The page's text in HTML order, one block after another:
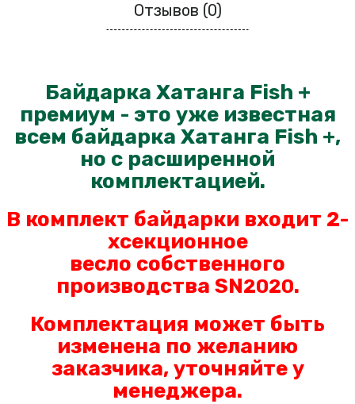
Отзывов (0)
Байдарка Хатанга Fish +
премиум - это уже известная
всем байдарка Хатанга Fish +,
но с расширенной
комплектацией.
В комплект байдарки входит 2-
хсекционное
весло собственного
производства SN2020.
Комплектация может быть
изменена по желанию
заказчика, уточняйте у
менеджера.